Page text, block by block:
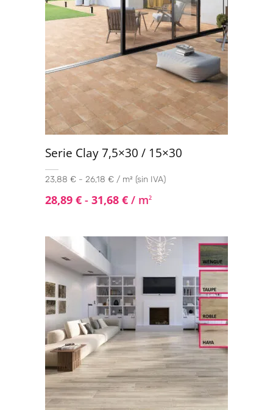
Serie Clay 7,5×30 / 15×30
23,88 € - 26,18 € / m² (sin IVA)
28,89 € - 31,68 € / m2